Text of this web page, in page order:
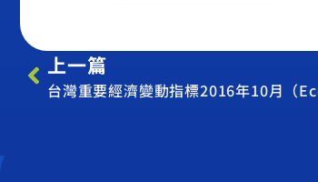
上一篇
台灣重要經濟變動指標2016年10月（